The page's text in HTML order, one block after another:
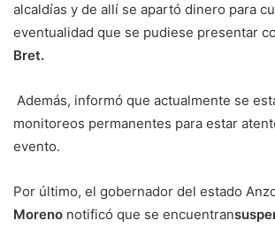
alcaldías y de allí se apartó dinero para
eventualidad que se pudiese presentar
Bret.
Además, informó que actualmente se
monitoreos permanentes para estar
evento.
Por último, el gobernador del estado
Moreno notificó que se encuentran